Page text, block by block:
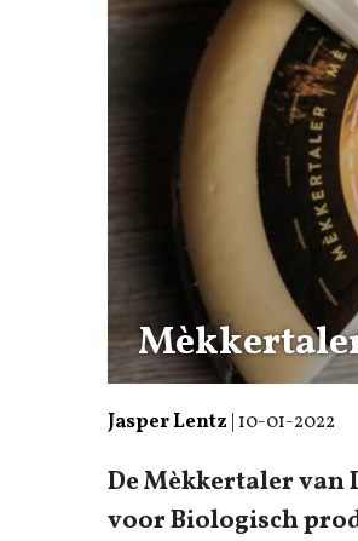
Jasper Lentz 10-01-2022
De Mèkkertaler van
voor Biologisch